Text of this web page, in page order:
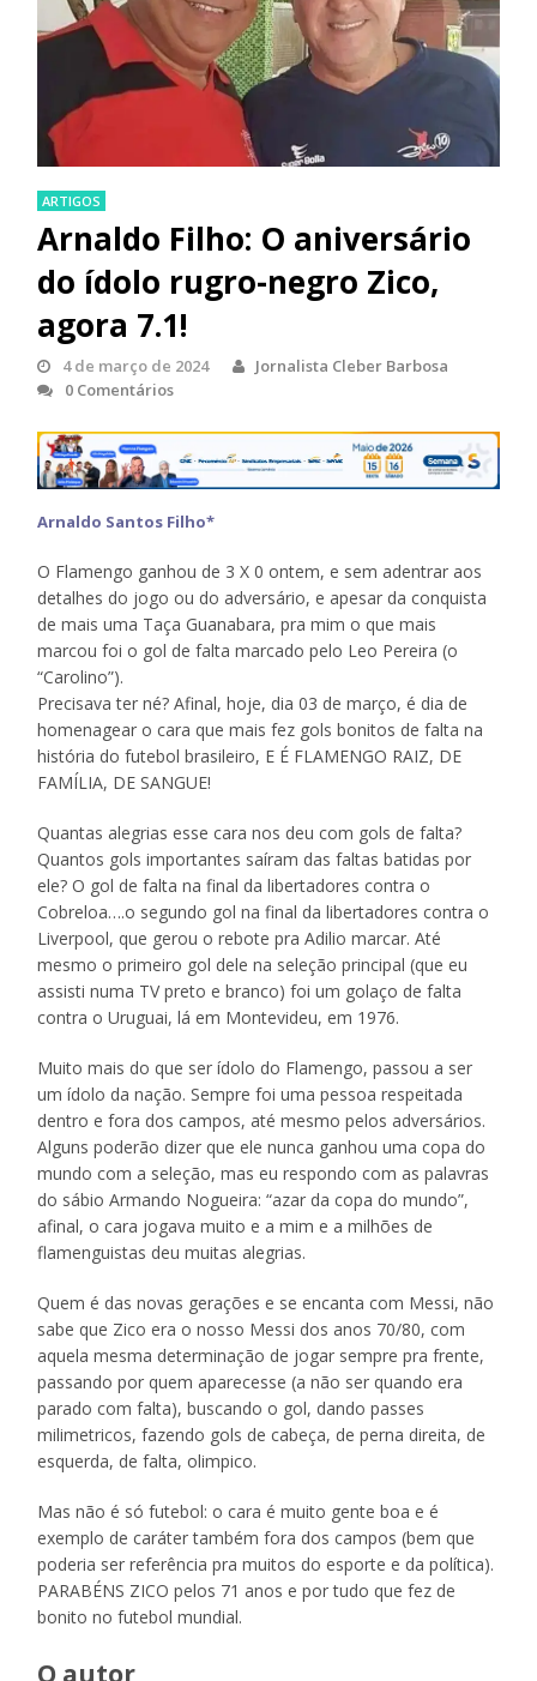
ARTIGOS
Arnaldo Filho: O aniversário
do ídolo rugro-negro Zico,
agora 7.1!
4 de março de 2024
Jornalista Cleber Barbosa
0 Comentários
Arnaldo Santos Filho*
O Flamengo ganhou de 3 X 0 ontem, e sem adentrar aos
detalhes do jogo ou do adversário, e apesar da conquista
de mais uma Taça Guanabara, pra mim o que mais
marcou foi o gol de falta marcado pelo Leo Pereira (o
“Carolino”).
Precisava ter né? Afinal, hoje, dia 03 de março, é dia de
homenagear o cara que mais fez gols bonitos de falta na
história do futebol brasileiro, E É FLAMENGO RAIZ, DE
FAMÍLIA, DE SANGUE!
Quantas alegrias esse cara nos deu com gols de falta?
Quantos gols importantes saíram das faltas batidas por
ele? O gol de falta na final da libertadores contra o
Cobreloa….o segundo gol na final da libertadores contra o
Liverpool, que gerou o rebote pra Adilio marcar. Até
mesmo o primeiro gol dele na seleção principal (que eu
assisti numa TV preto e branco) foi um golaço de falta
contra o Uruguai, lá em Montevideu, em 1976.
Muito mais do que ser ídolo do Flamengo, passou a ser
um ídolo da nação. Sempre foi uma pessoa respeitada
dentro e fora dos campos, até mesmo pelos adversários.
Alguns poderão dizer que ele nunca ganhou uma copa do
mundo com a seleção, mas eu respondo com as palavras
do sábio Armando Nogueira: “azar da copa do mundo”,
afinal, o cara jogava muito e a mim e a milhões de
flamenguistas deu muitas alegrias.
Quem é das novas gerações e se encanta com Messi, não
sabe que Zico era o nosso Messi dos anos 70/80, com
aquela mesma determinação de jogar sempre pra frente,
passando por quem aparecesse (a não ser quando era
parado com falta), buscando o gol, dando passes
milimetricos, fazendo gols de cabeça, de perna direita, de
esquerda, de falta, olimpico.
Mas não é só futebol: o cara é muito gente boa e é
exemplo de caráter também fora dos campos (bem que
poderia ser referência pra muitos do esporte e da política).
PARABÉNS ZICO pelos 71 anos e por tudo que fez de
bonito no futebol mundial.
O autor